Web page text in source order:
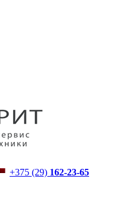
+375 (29) 162-23-65